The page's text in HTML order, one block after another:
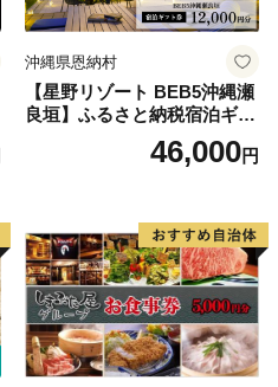
沖縄県恩納村
【星野リゾート BEB5沖縄瀬
良垣】ふるさと納税宿泊ギフ
46,000円